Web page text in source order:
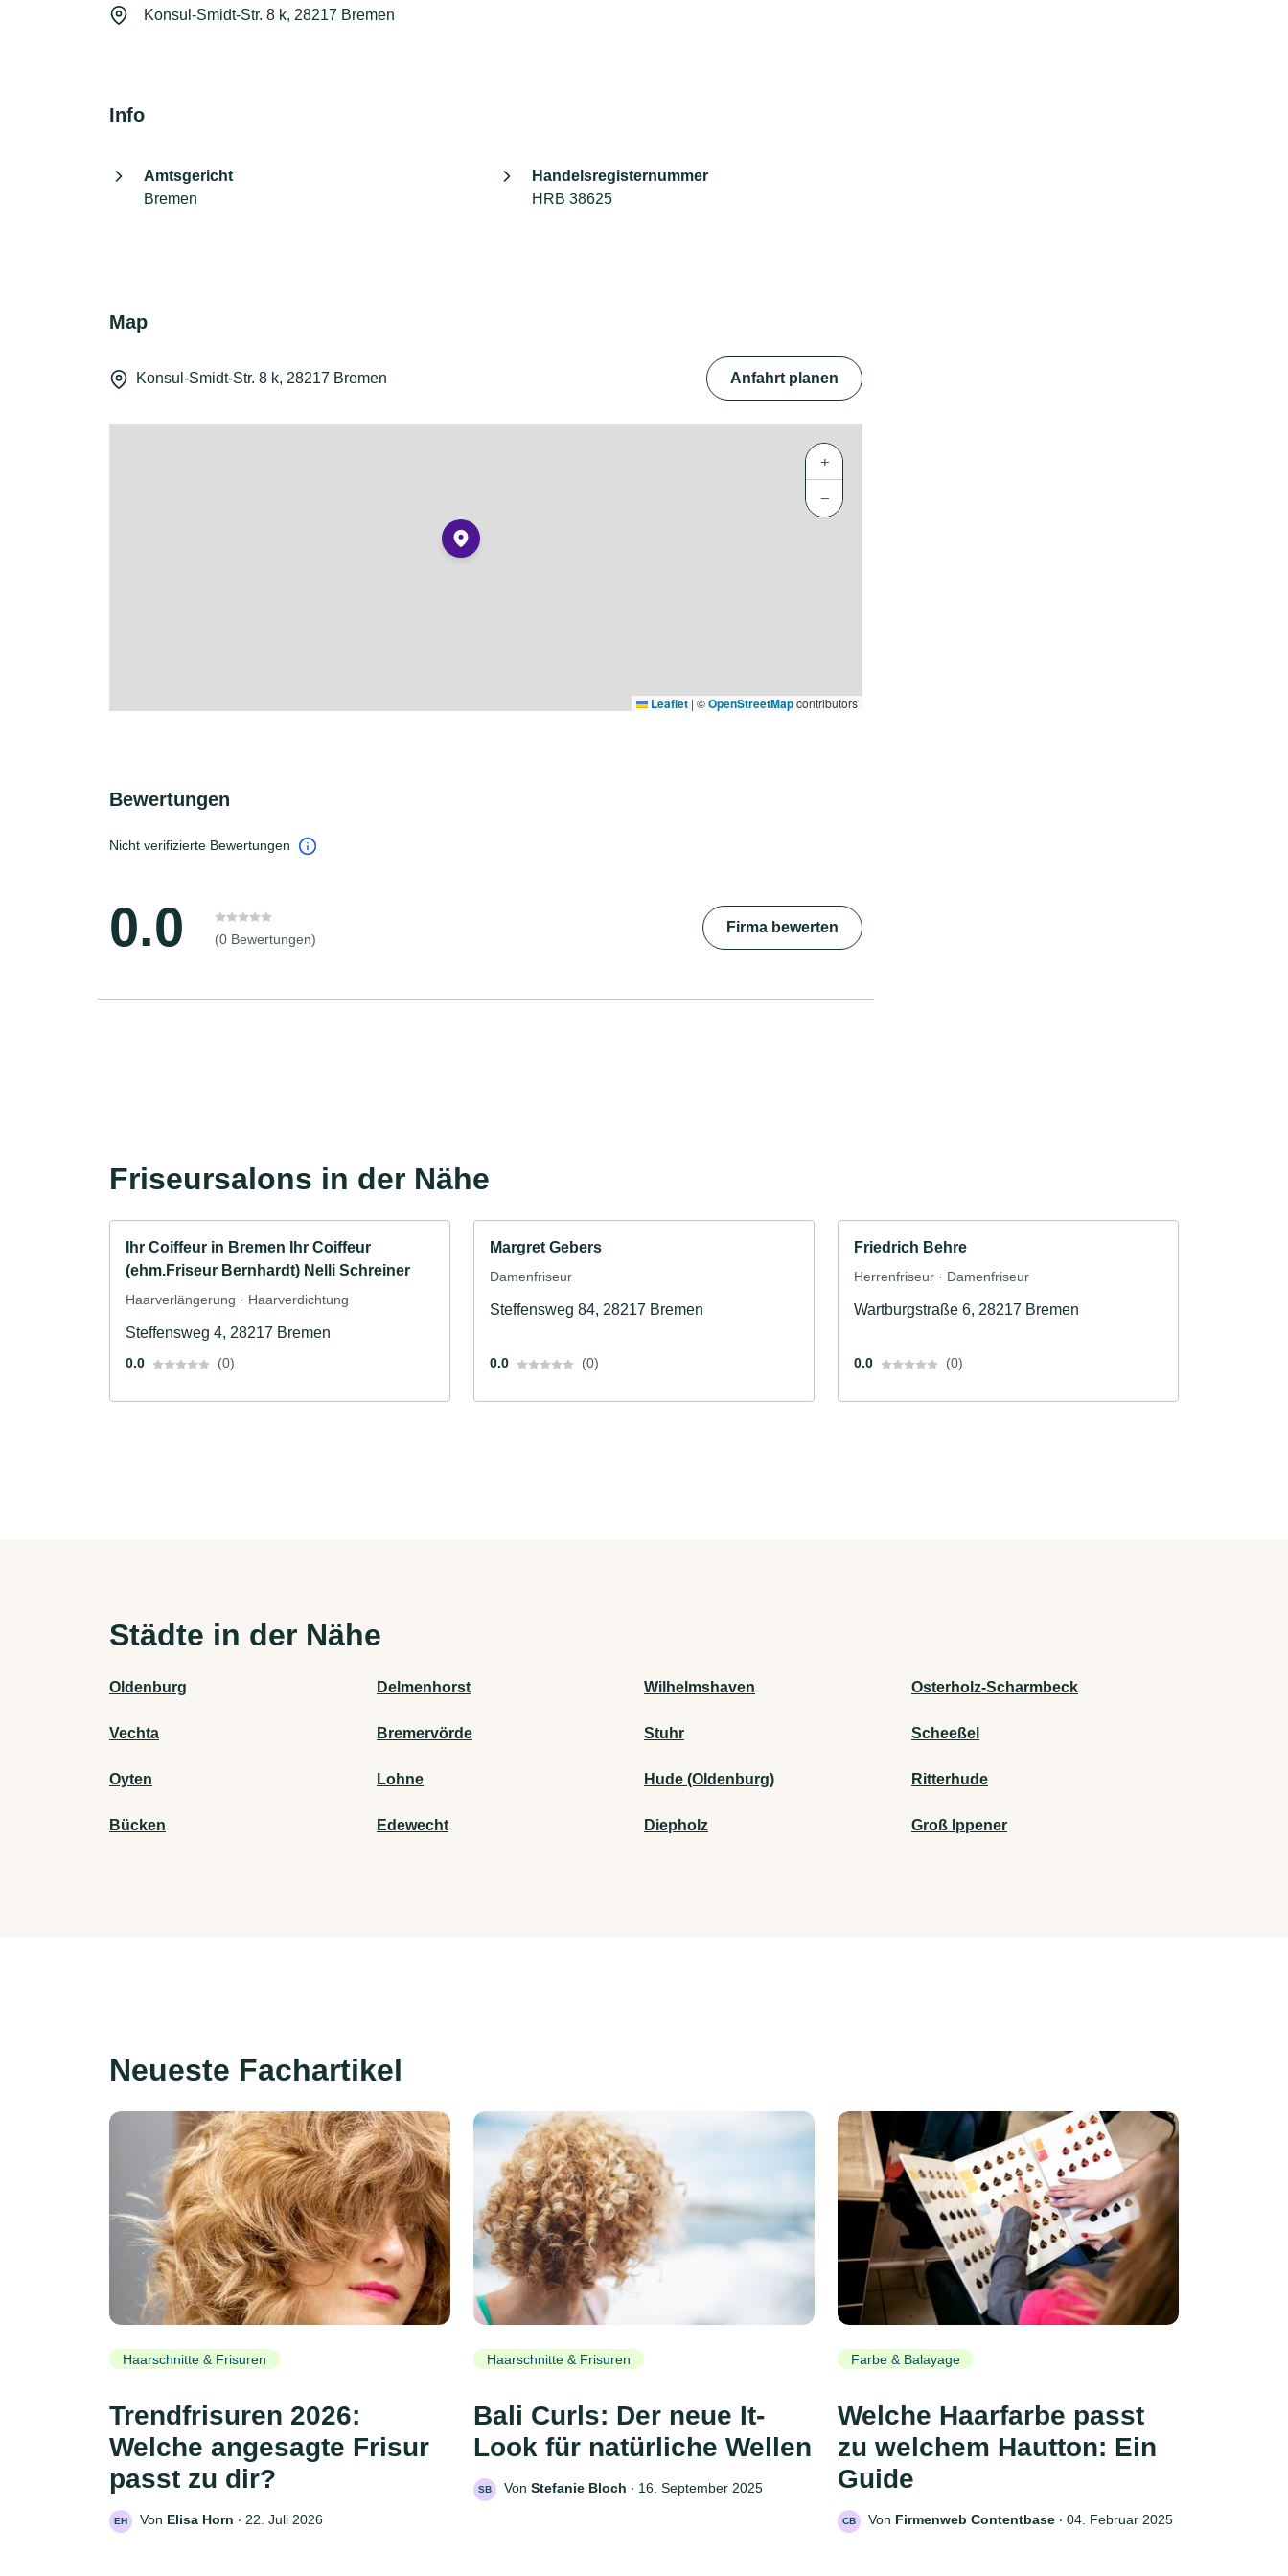
Konsul-Smidt-Str. 8 k, 28217 Bremen
Info
Amtsgericht
Bremen
Handelsregisternummer
HRB 38625
Map
Konsul-Smidt-Str. 8 k, 28217 Bremen Anfahrt planen
+
−
Leaflet | ©OpenStreetMapcontributors
Bewertungen
Nicht verifizierte Bewertungen
0.0 (0 Bewertungen)
Firma bewerten
Friseursalons in der Nähe
Ihr Coiffeur in Bremen Ihr Coiffeur
(ehm.Friseur Bernhardt) Nelli Schreiner
Haarverlängerung · Haarverdichtung
Steffensweg 4, 28217 Bremen
0.0 (0)
Margret Gebers
Damenfriseur
Steffensweg 84, 28217 Bremen
0.0 (0)
Friedrich Behre
Herrenfriseur · Damenfriseur
Wartburgstraße 6, 28217 Bremen
0.0 (0)
Städte in der Nähe
Oldenburg Delmenhorst Wilhelmshaven Osterholz-Scharmbeck
Vechta Bremervörde Stuhr Scheeßel
Oyten Lohne Hude (Oldenburg) Ritterhude
Bücken Edewecht Diepholz Groß Ippener
Neueste Fachartikel
Haarschnitte & Frisuren
Trendfrisuren 2026:
Welche angesagte Frisur
passt zu dir?
EH Von Elisa Horn ‧ 22. Juli 2026
Haarschnitte & Frisuren
Bali Curls: Der neue It-
Look für natürliche Wellen
SB Von Stefanie Bloch ‧ 16. September 2025
Farbe & Balayage
Welche Haarfarbe passt
zu welchem Hautton: Ein
Guide
CB Von Firmenweb Contentbase ‧ 04. Februar 2025